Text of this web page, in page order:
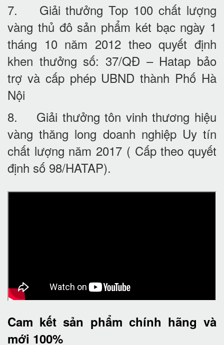
7. Giải thưởng Top 100 chất lượng
vàng thủ đô sản phẩm két bạc ngày 1
tháng 10 năm 2012 theo quyết định
khen thưởng số: 37/QĐ – Hatap bảo
trợ và cấp phép UBND thành Phố Hà
Nội
8. Giải thưởng tôn vinh thương hiệu
vàng thăng long doanh nghiệp Uy tín
chất lượng năm 2017 ( Cấp theo quyết
định số 98/HATAP).
Cam kết sản phẩm chính hãng và
mới 100%